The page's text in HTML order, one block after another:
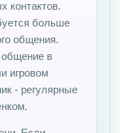
контактов.
больше
общения.
общение в
игровом
- регулярные